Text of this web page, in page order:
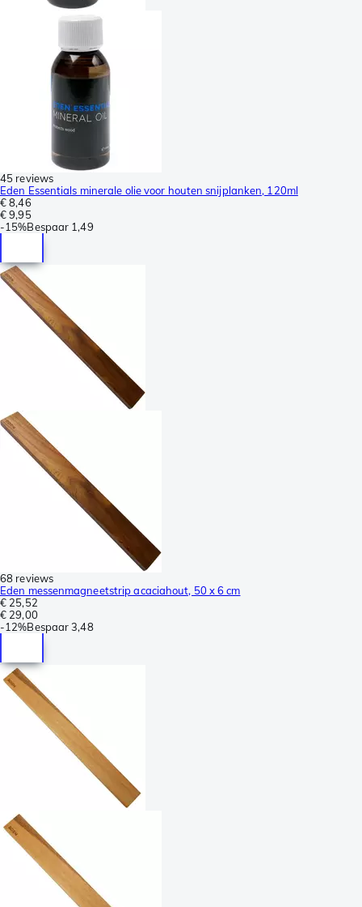
45 reviews
Eden Essentials minerale olie voor houten snijplanken, 120ml
€ 8,46
€ 9,95
-15%Bespaar 1,49
68 reviews
Eden messenmagneetstrip acaciahout, 50 x 6 cm
€ 25,52
€ 29,00
-12%Bespaar 3,48